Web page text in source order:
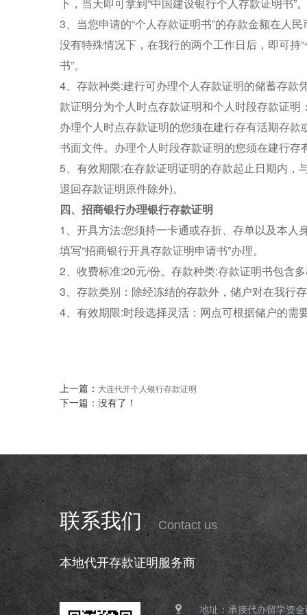
3、当您申请的“个人存款证明书”的存款金额在人
没有特殊情况下，在我行的两个工作日后，即可持
书”。
4、存款种类:建行可办理个人存款证明的储蓄存
款证明分为个人时点存款证明和个人时段存款证
办理个人时点存款证明的您须在建行存有活期存
书面文件。办理个人时段存款证明的您须在建行
5、有效期限:在存款证明证明的存款起止日期内
退回存款证明原件除外)。
四、招商银行办理银行存款证明
1、开具方法:您须持一卡通或存折、存单以及本
填写“招商银行开具存款证明申请书”办理。
2、收费标准:20元/份。存款种类:存款证明书包含
3、存款类别：除经冻结的存款外，储户对在我行
4、有效期限:时段选择灵活：网点可根据储户的需
上一篇： 大连代开个人银行存款证明
下一篇：没有了！
联系我们 Contact us
本地代开存款证明服务商
地址：承接代办留学资